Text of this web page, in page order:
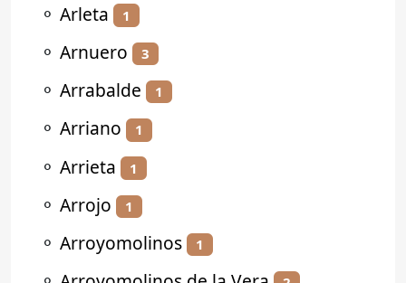
⚬ Arleta 1
⚬ Arnuero 3
⚬ Arrabalde 1
⚬ Arriano 1
⚬ Arrieta 1
⚬ Arrojo 1
⚬ Arroyomolinos 1